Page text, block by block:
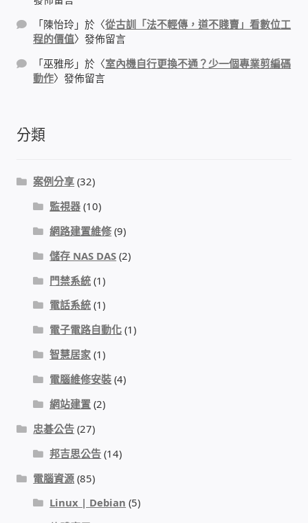
「陳怡玲 」於〈從古訓「法不輕傳，道不賤賣」看數位工
程的價值〉發佈留言
「巫雅彤 」於〈室內機自行更換不通？少一個專業剪編碼
動作〉發佈留言
分類
案例分享 (32)
監視器 (10)
網路建置維修 (9)
儲存 NAS DAS (2)
門禁系統 (1)
電話系統 (1)
電子電路自動化 (1)
智慧居家 (1)
電腦維修安裝 (4)
網站建置 (2)
忠碁公告 (27)
邦吉思公告 (14)
電腦資源 (85)
Linux | Debian (5)